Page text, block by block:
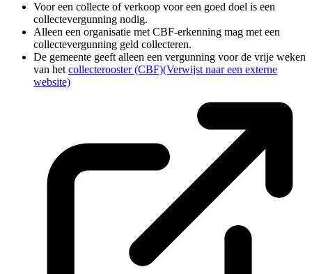
Voor een collecte of verkoop voor een goed doel is een
collectevergunning nodig.
Alleen een organisatie met CBF-erkenning mag met een
collectevergunning geld collecteren.
De gemeente geeft alleen een vergunning voor de vrije weken
van hetcollecterooster (CBF)(Verwijst naar een externe
website)